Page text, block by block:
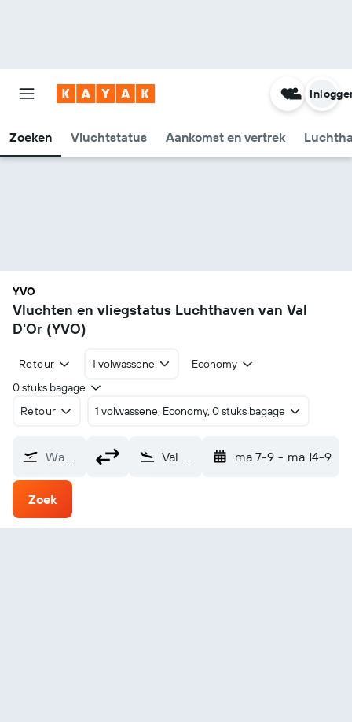
Zoeken Vluchtstatus Aankomst en vertrek
YVO
Vluchten en vliegstatus Luchthaven van Val
D'Or (YVO)
Retour 1 volwassene
Economy
0 stuks bagage
Retour
1 volwassene, Economy, 0 stuks bagage
Waarvandaan? Val D'Or (YVO) ma 7-9 - ma 14-9
Zoek